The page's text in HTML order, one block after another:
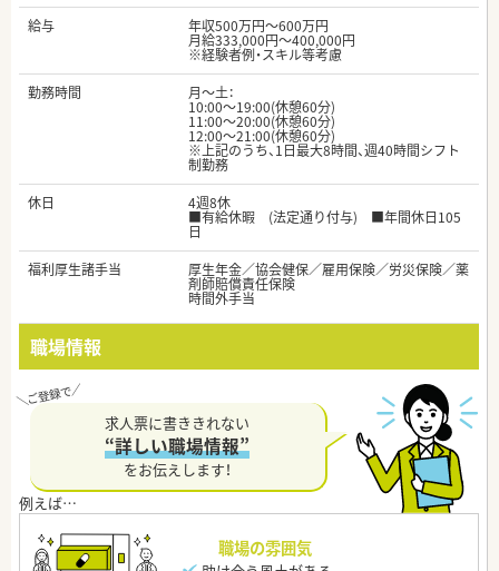
給与
年収500万円～600万円
月給333,000円～400,000円
※経験者例・スキル等考慮
勤務時間
月～土：
10:00～19:00(休憩60分)
11:00～20:00(休憩60分)
12:00～21:00(休憩60分)
※上記のうち、1日最大8時間、週40時間シフト
制勤務
休日
4週8休
■有給休暇 (法定通り付与) ■年間休日105
日
福利厚生諸手当
厚生年金／協会健保／雇用保険／労災保険／薬
剤師賠償責任保険
時間外手当
職場情報
求人票に書ききれない
“詳しい職場情報”
をお伝えします！
職場の雰囲気